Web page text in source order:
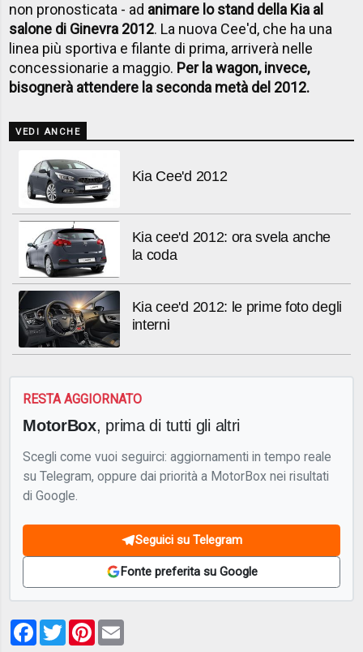
non pronosticata - ad animare lo stand della Kia al
salone di Ginevra 2012. La nuova Cee'd, che ha una
linea più sportiva e filante di prima, arriverà nelle
concessionarie a maggio. Per la wagon, invece,
bisognerà attendere la seconda metà del 2012.
VEDI ANCHE
Kia Cee'd 2012
Kia cee'd 2012: ora svela anche
la coda
Kia cee'd 2012: le prime foto degli
interni
RESTA AGGIORNATO
MotorBox, prima di tutti gli altri
Scegli come vuoi seguirci: aggiornamenti in tempo reale
su Telegram, oppure dai priorità a MotorBox nei risultati
di Google.
Seguici su Telegram
Fonte preferita su Google
Facebook
TwitterPinterest